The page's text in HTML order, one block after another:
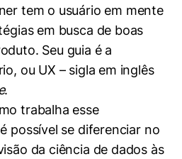
tem o usuário em mente
em busca de boas
Seu guia é a
ou UX – sigla em inglês
.
trabalha esse
possível se diferenciar no
da ciência de dados às